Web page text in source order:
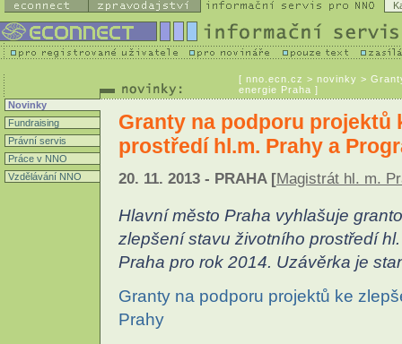
[ nno.ecn.cz > novinky >
energie Praha ]
Novinky
Fundraising
Právní servis
Práce v NNO
Vzdělávání NNO
Granty na podporu projektů
prostředí hl.m. Prahy a
20. 11. 2013 - PRAHA [Magistrát hl. m.
Hlavní město Praha vyhlašuje
zlepšení stavu životního prostředí
Praha pro rok 2014. Uzávěrka je
Granty na podporu projektů ke
Prahy